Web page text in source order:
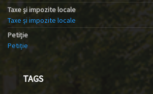
Taxe și impozite locale
Taxe și impozite locale
Petiție
Petiție
TAGS